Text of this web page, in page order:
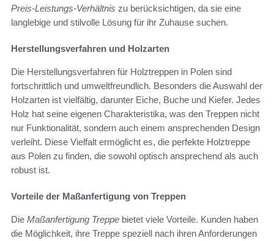
Preis-Leistungs-Verhältnis zu berücksichtigen, da sie eine
langlebige und stilvolle Lösung für ihr Zuhause suchen.
Herstellungsverfahren und Holzarten
Die Herstellungsverfahren für Holztreppen in Polen sind
fortschrittlich und umweltfreundlich. Besonders die Auswahl der
Holzarten ist vielfältig, darunter Eiche, Buche und Kiefer. Jedes
Holz hat seine eigenen Charakteristika, was den Treppen nicht
nur Funktionalität, sondern auch einem ansprechenden Design
verleiht. Diese Vielfalt ermöglicht es, die perfekte Holztreppe
aus Polen zu finden, die sowohl optisch ansprechend als auch
robust ist.
Vorteile der Maßanfertigung von Treppen
Die Maßanfertigung Treppe bietet viele Vorteile. Kunden haben
die Möglichkeit, ihre Treppe speziell nach ihren Anforderungen